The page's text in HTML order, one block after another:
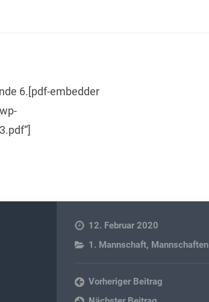
6.[pdf-embedder
12. Februar 2020
1. Mannschaft, Mannschaften
Vorheriger Beitrag